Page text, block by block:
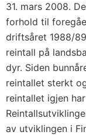
31. mars 2008.
forhold til
driftsåret 1988/
reintall på
dyr. Siden
reintallet sterkt
reintallet igjen
av utviklingen i